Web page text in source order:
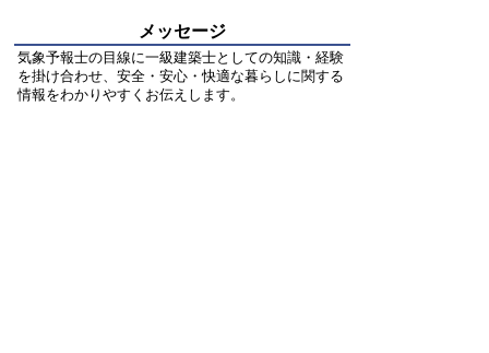
メッセージ
気象予報士の目線に一級建築士としての知識・経験
を掛け合わせ、安全・安心・快適な暮らしに関する
情報をわかりやすくお伝えします。